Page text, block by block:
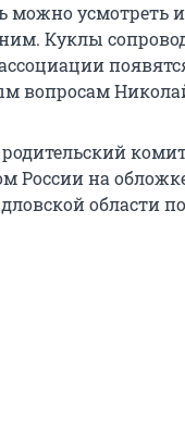
можно усмотреть
Куклы
вопросам
России на
области